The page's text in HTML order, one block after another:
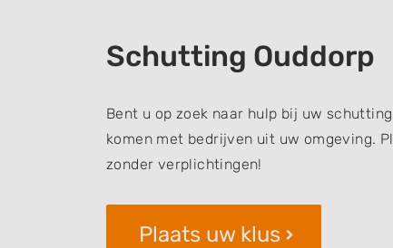
Schutting Ouddorp
Bent u op zoek naar hulp bij uw
komen met bedrijven uit uw omgeving.
zonder verplichtingen!
Plaats uw klus